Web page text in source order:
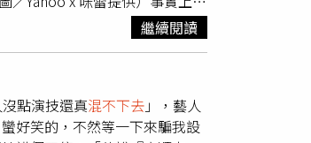
認定警方製作筆錄過程並無不
押他人至招待所、逼迫下跪、
料及事證，並報請臺灣雲林地
官指揮究辦到底。至於副分局
地方警政工作及民意反映事
關規範進一步檢視查明。
聞網報導． 《浪姐7》走音挨
兒爭千萬家產鬧翻 大兒子禁
前對台灣幾乎一無所知，咪蕾
的男友，加上父親過世，想完
很合，就這樣留了下來。不過
薪水都比我高，所以要是
部隊W》中爆紅的陸軍女軍官
」印象最深，Sunny說：「在
繼續閱讀
點演技還真混不下去 」，藝人
好笑的，不然等一下來騙我設